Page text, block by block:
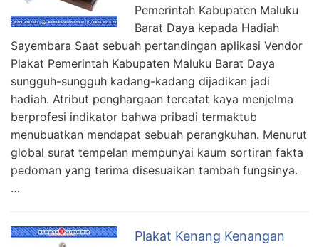
Pemerintah Kabupaten Maluku
Barat Daya kepada Hadiah
Sayembara Saat sebuah pertandingan aplikasi Vendor
Plakat Pemerintah Kabupaten Maluku Barat Daya
sungguh-sungguh kadang-kadang dijadikan jadi
hadiah. Atribut penghargaan tercatat kaya menjelma
berprofesi indikator bahwa pribadi termaktub
menubuatkan mendapat sebuah perangkuhan. Menurut
global surat tempelan mempunyai kaum sortiran fakta
pedoman yang terima disesuaikan tambah fungsinya.
…
Plakat Kenang Kenangan